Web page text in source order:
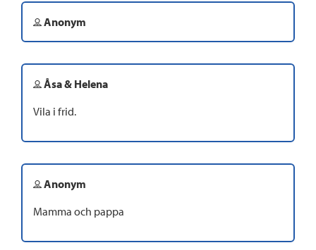
Anonym
Åsa & Helena
Vila i frid.
Anonym
Mamma och pappa